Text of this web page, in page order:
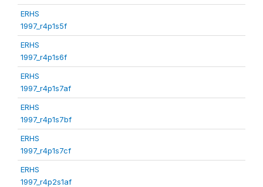
ERHS
1997_r4p1s5f
ERHS
1997_r4p1s6f
ERHS
1997_r4p1s7af
ERHS
1997_r4p1s7bf
ERHS
1997_r4p1s7cf
ERHS
1997_r4p2s1af